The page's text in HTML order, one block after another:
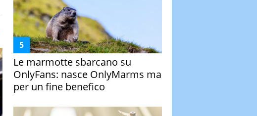
Le marmotte sbarcano su
OnlyFans: nasce OnlyMarms ma
per un fine benefico